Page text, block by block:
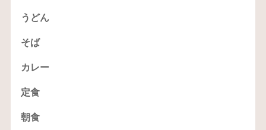
うどん
そば
カレー
定食
朝食